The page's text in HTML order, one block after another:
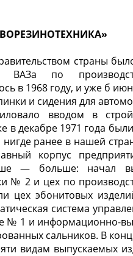
страны
ВАЗа по
в 1968 году, и уже б
и сидения для
вводом в
в декабре 1971 года
ранее в нашей
корпус
— больше: начал
№ 2 и цех по
цех эбонитовых
система
№ 1 и информационно-
сальников. В
видам выпускаемых